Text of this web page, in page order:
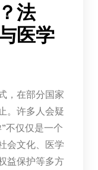
法
医学
，在部分国家
。许多人会疑
不仅仅是一个
会文化、医学
益保护等多方